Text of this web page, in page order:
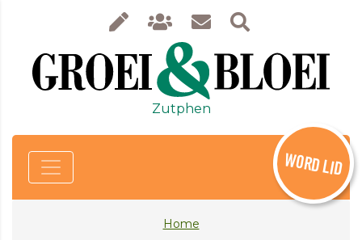
Zutphen
WORD LID
Home